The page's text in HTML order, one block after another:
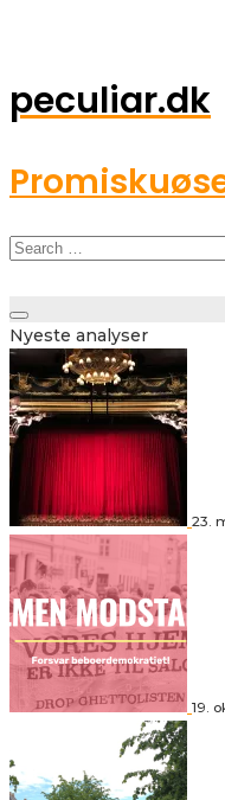
peculiar.dk
Search
Toggle
navigation
Nyeste analyser
23.
19.